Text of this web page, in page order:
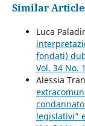
Similar
Luca
fondati)
Vol. 34 No.
Alessia
legislativi”